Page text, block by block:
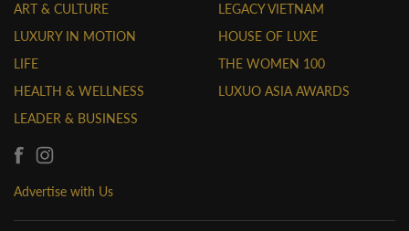
ART & CULTURE
LUXURY IN MOTION
LIFE
HEALTH & WELLNESS
LEADER & BUSINESS
LEGACY VIETNAM
HOUSE OF LUXE
THE WOMEN 100
LUXUO ASIA AWARDS
Advertise with Us